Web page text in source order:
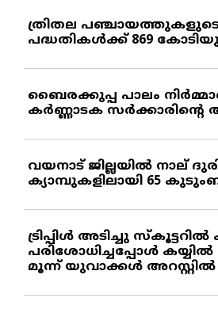
ത്രിതല പഞ്ചായത്തുകളുടെ
പദ്ധതികള്‍ക്ക് 869
ബൈരക്കുപ്പ പാലം
കര്‍ണ്ണാടക
വയനാട് ജില്ലയില്‍ നാല്
ക്യാമ്പുകളിലായി 65
ട്രിപ്പിള്‍ അടിച്ചു
പരിശോധിച്ചപ്പോള്‍
മൂന്ന് യുവാക്കള്‍ അറസ്റ്റില്‍